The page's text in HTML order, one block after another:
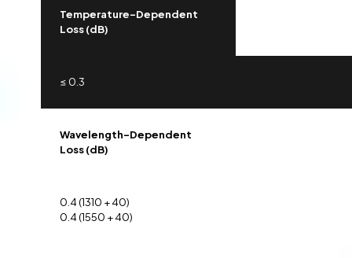
Temperature-Dependent
Loss (dB)
≤ 0.3
Wavelength-Dependent
Loss (dB)
0.4 (1310 + 40)
0.4 (1550 + 40)